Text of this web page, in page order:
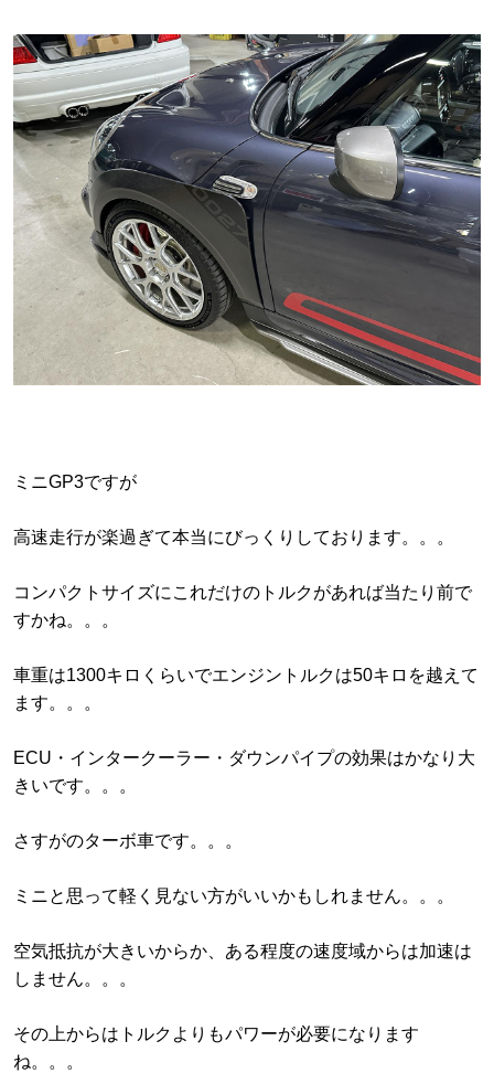
ミニGP3ですが
高速走行が楽過ぎて本当にびっくりしております。。。
コンパクトサイズにこれだけのトルクがあれば当たり前で
すかね。。。
車重は1300キロくらいでエンジントルクは50キロを越えて
ます。。。
ECU・インタークーラー・ダウンパイプの効果はかなり大
きいです。。。
さすがのターボ車です。。。
ミニと思って軽く見ない方がいいかもしれません。。。
空気抵抗が大きいからか、ある程度の速度域からは加速は
しません。。。
その上からはトルクよりもパワーが必要になります
ね。。。